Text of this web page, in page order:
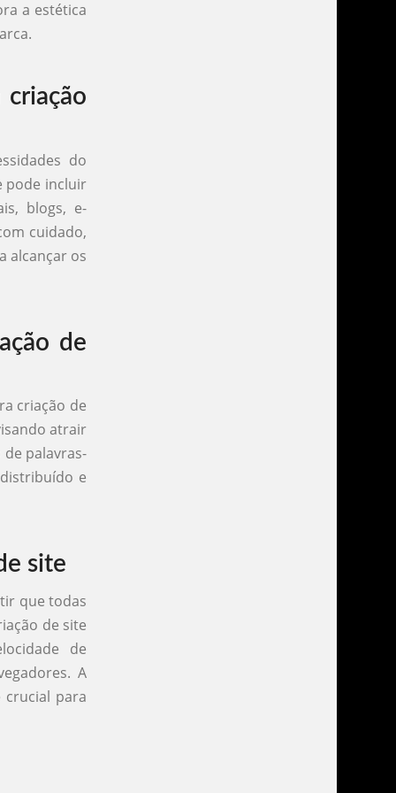
a estética
do
pode incluir
blogs, e-
cuidado,
alcançar os
de
criação de
atrair
palavras-
e
site
que todas
de site
de
A
crucial para